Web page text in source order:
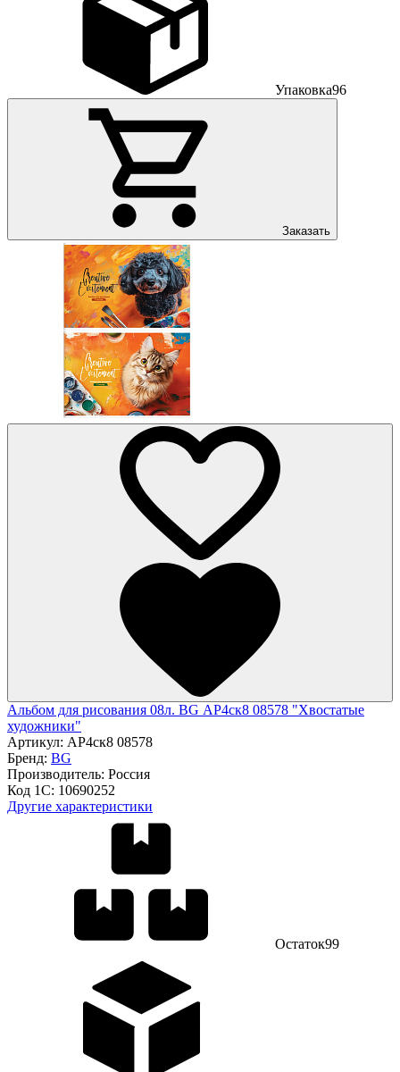
Упаковка96
Заказать
Альбом для рисования 08л. BG АР4ск8 08578 "Хвостатые
художники"
Артикул: АР4ск8 08578
Бренд: BG
Производитель: Россия
Код 1С: 10690252
Другие характеристики
Остаток99